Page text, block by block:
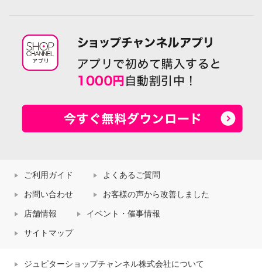
ご利用ガイド よくあるご質問
お問い合わせ お客様の声から改善しました
店舗情報 イベント・催事情報
サイトマップ
ジュピターショップチャンネル株式会社について